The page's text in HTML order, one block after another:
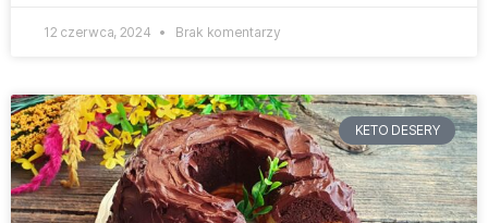
12 czerwca, 2024 Brak komentarzy
KETO DESERY